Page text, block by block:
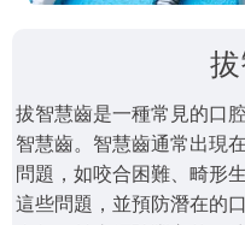
拔智慧齒是一種常見的口
智慧齒。智慧齒通常出現
問題，如咬合困難、畸形
這些問題，並預防潛在的